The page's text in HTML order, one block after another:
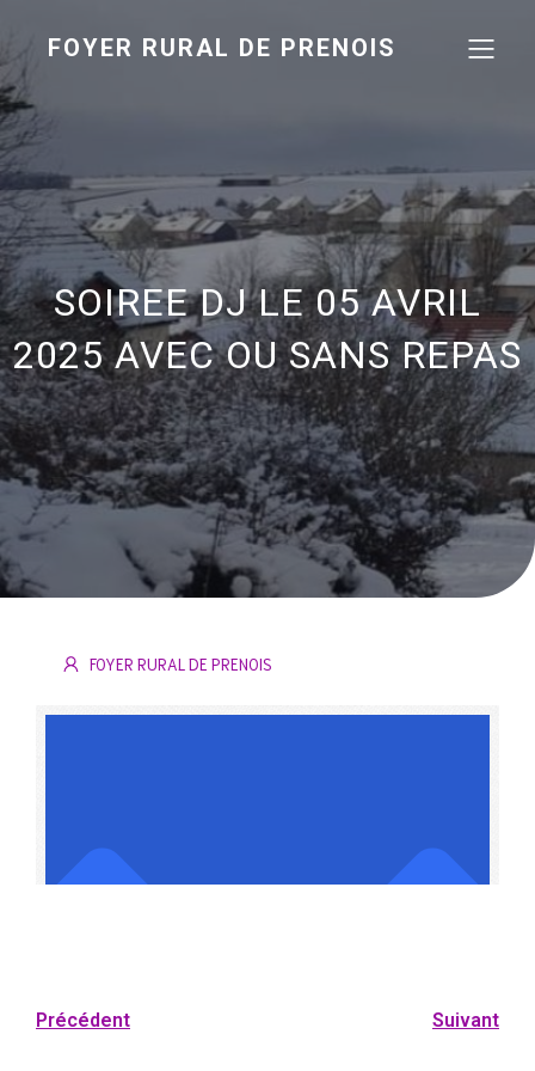
FOYER RURAL DE PRENOIS
SOIREE DJ LE 05 AVRIL
2025 AVEC OU SANS REPAS
FOYER RURAL DE PRENOIS
Précédent Suivant